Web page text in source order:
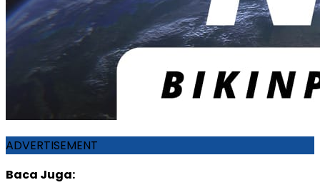
ADVERTISEMENT
Baca Juga: